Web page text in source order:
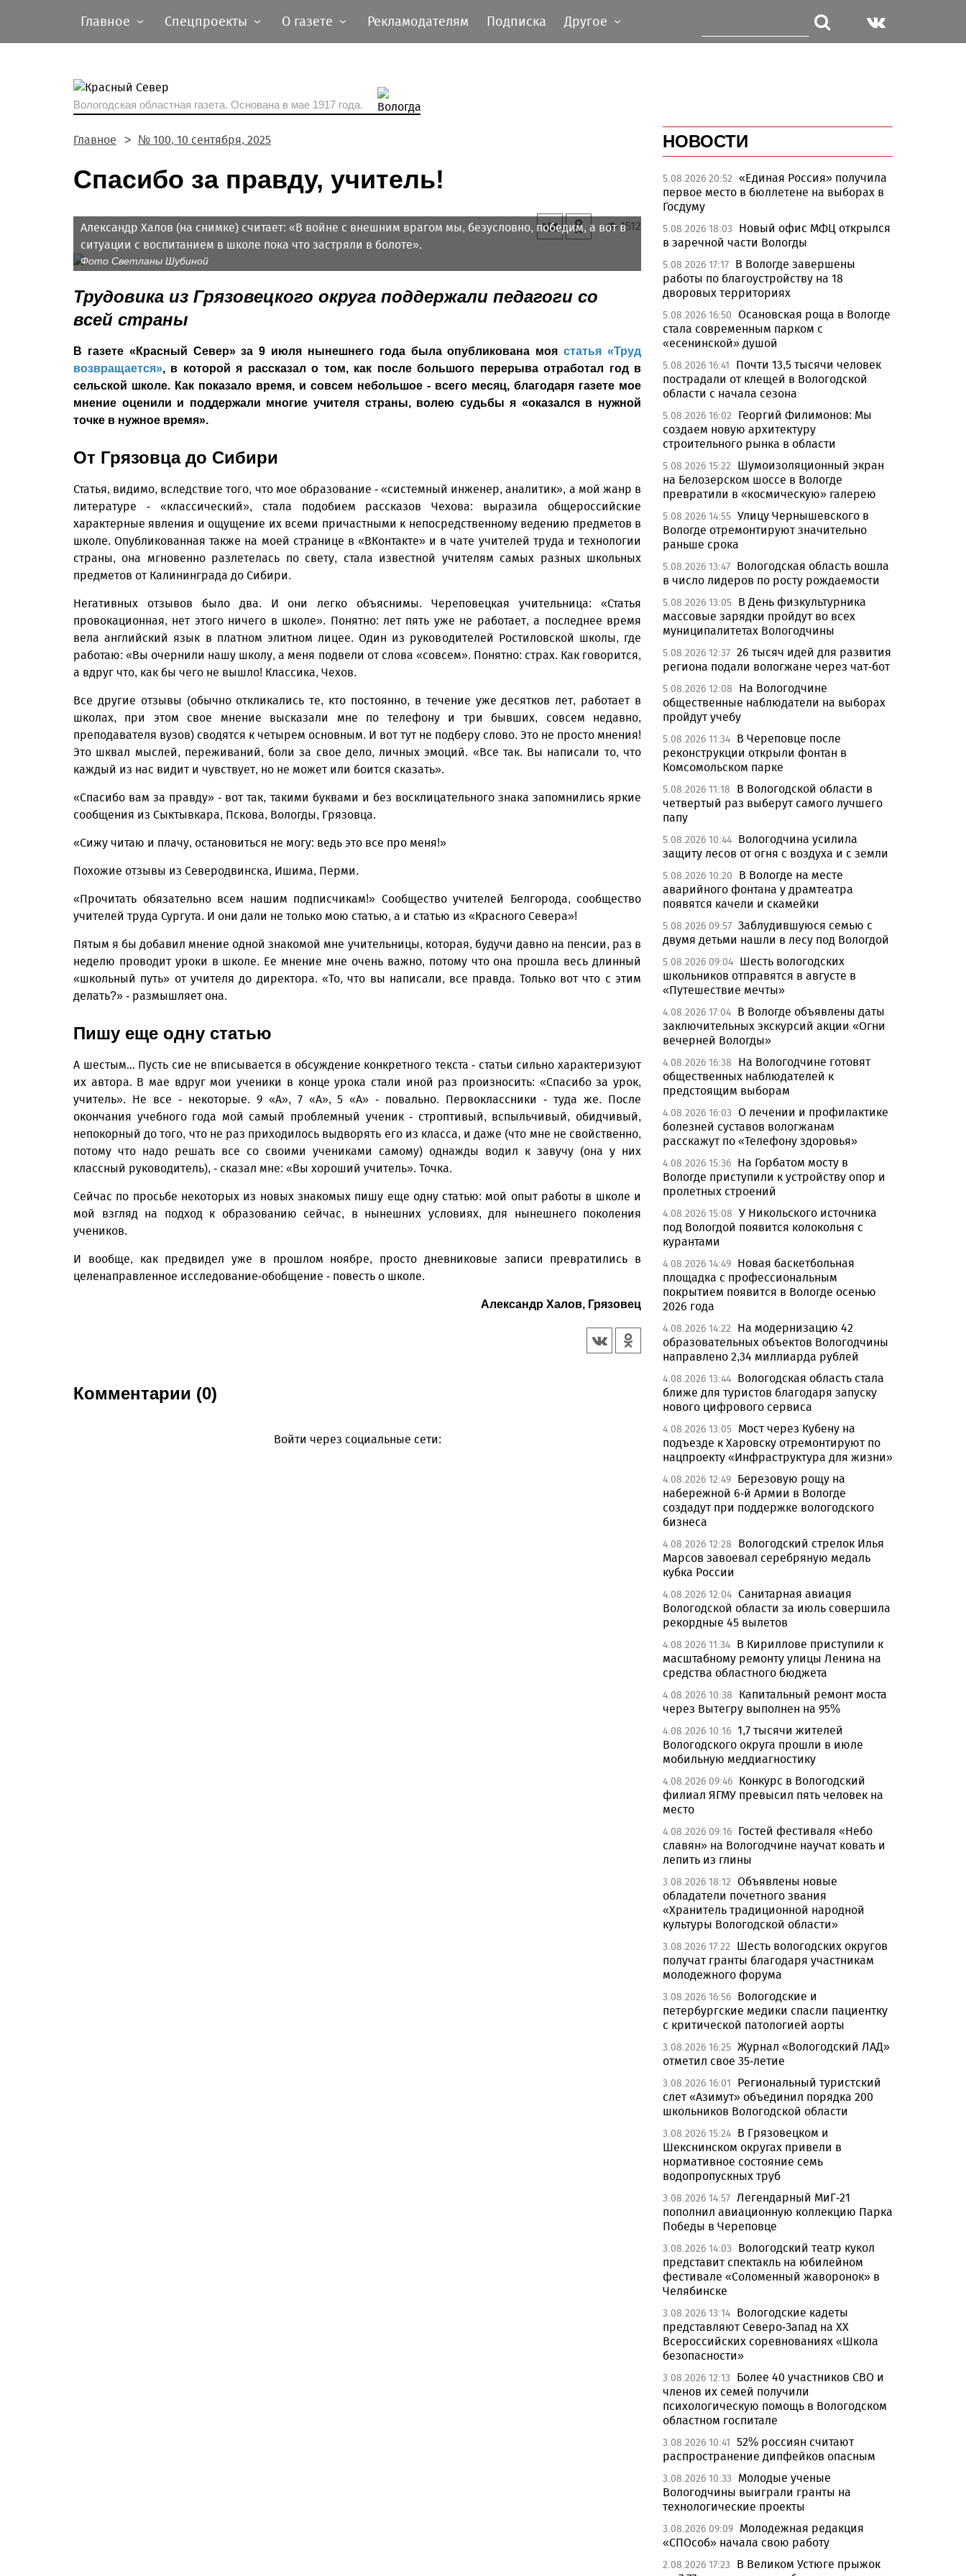
Главное Спецпроекты О газете Рекламодателям Подписка Другое
Вологодская областная газета. Основана в мае 1917 года.
Главное № 100, 10 сентября, 2025
Спасибо за правду, учитель!
1512
Александр Халов (на снимке) считает: «В войне с внешним врагом мы, безусловно, победим, а вот в
ситуации с воспитанием в школе пока что застряли в болоте».
Фото Светланы Шубиной
Трудовика из Грязовецкого округа поддержали педагоги со
всей страны
В газете «Красный Север» за 9 июля нынешнего года была опубликована моястатья «Труд
возвращается», в которой я рассказал о том, как после большого перерыва отработал год в
сельской школе. Как показало время, и совсем небольшое - всего месяц, благодаря газете мое
мнение оценили и поддержали многие учителя страны, волею судьбы я «оказался в нужной
точке в нужное время».
От Грязовца до Сибири
Статья, видимо, вследствие того, что мое образование - «сис­темный инженер, аналитик», а мой жанр в
литературе - «классический», стала подобием рассказов Чехова: выразила общероссийские
характерные явления и ощущение их всеми причастными к непосредственному ведению предметов в
школе. Опубликованная также на моей странице в «ВКонтакте» и в чате учителей труда и технологии
страны, она мгновенно разлетелась по свету, стала известной учителям самых разных школьных
предметов от Калининграда до Сибири.
Негативных отзывов было два. И они легко объяснимы. Череповецкая учительница: «Статья
провокационная, нет этого ничего в школе». Понятно: лет пять уже не работает, а последнее время
вела английский язык в платном элитном лицее. Один из руководителей Ростиловской школы, где
работаю: «Вы очернили нашу школу, а меня подвели от слова «совсем». Понятно: страх. Как говорится,
а вдруг что, как бы чего не вышло! Классика, Чехов.
Все другие отзывы (обычно откликались те, кто постоянно, в течение уже десятков лет, работает в
школах, при этом свое мнение высказали мне по телефону и три бывших, совсем недавно,
преподавателя вузов) сводятся к четырем основным. И вот тут не подберу слово. Это не просто мнения!
Это шквал мыслей, переживаний, боли за свое дело, личных эмоций. «Все так. Вы написали то, что
каждый из нас видит и чувствует, но не может или боится сказать».
«Спасибо вам за правду» - вот так, такими буквами и без восклицательного знака запомнились яркие
сообщения из Сыктывкара, Пскова, Вологды, Грязовца.
«Сижу читаю и плачу, остановиться не могу: ведь это все про меня!»
Похожие отзывы из Северодвинска, Ишима, Перми.
«Прочитать обязательно всем нашим подписчикам!» Сообщество учителей Белгорода, сообщество
учителей труда Сургута. И они дали не только мою статью, а и статью из «Красного Севера»!
Пятым я бы добавил мнение одной знакомой мне учительницы, которая, будучи давно на пенсии, раз в
неделю проводит уроки в школе. Ее мнение мне очень важно, потому что она прошла весь длинный
«школьный путь» от учителя до директора. «То, что вы написали, все правда. Только вот что с этим
делать?» - размышляет она.
Пишу еще одну статью
А шестым… Пусть сие не вписывается в обсуждение конкретного текста - статьи сильно характеризуют
их автора. В мае вдруг мои ученики в конце урока стали иной раз произносить: «Спасибо за урок,
учитель». Не все - некоторые. 9 «А», 7 «А», 5 «А» - повально. Первоклассники - туда же. После
окончания учебного года мой самый проблемный ученик - строптивый, вспыльчивый, обидчивый,
непокорный до того, что не раз приходилось выдворять его из класса, и даже (что мне не свойственно,
потому что надо решать все со своими учениками самому) однажды водил к завучу (она у них
классный руководитель), - сказал мне: «Вы хороший учитель». Точка.
Сейчас по просьбе некоторых из новых знакомых пишу еще одну статью: мой опыт работы в школе и
мой взгляд на подход к образованию сейчас, в нынешних условиях, для нынешнего поколения
учеников.
И вообще, как предвидел уже в прошлом ноябре, просто дневниковые записи превратились в
целенаправленное исследование-обобщение - повесть о школе.
Александр Халов, Грязовец
Комментарии (0)
Войти через социальные сети:
НОВОСТИ
5.08.2026 20:52 «Единая Россия» получила
первое место в бюллетене на выборах в
Госдуму
5.08.2026 18:03
Новый офис МФЦ открылся
в заречной части Вологды
5.08.2026 17:17 В Вологде завершены
работы по благоустройству на 18
дворовых территориях
5.08.2026 16:50 Осановская роща в Вологде
стала современным парком с
«есенинской» душой
5.08.2026 16:41
Почти 13,5 тысячи человек
пострадали от клещей в Вологодской
области с начала сезона
5.08.2026 16:02
Георгий Филимонов: Мы
создаем новую архитектуру
строительного рынка в области
5.08.2026 15:22
Шумоизоляционный экран
на Белозерском шоссе в Вологде
превратили в «космическую» галерею
5.08.2026 14:55 Улицу Чернышевского в
Вологде отремонтируют значительно
раньше срока
5.08.2026 13:47 Вологодская область вошла
в число лидеров по росту рождаемости
5.08.2026 13:05 В День физкультурника
массовые зарядки пройдут во всех
муниципалитетах Вологодчины
5.08.2026 12:37 26 тысяч идей для развития
региона подали вологжане через чат-бот
5.08.2026 12:08
На Вологодчине
общественные наблюдатели на выборах
пройдут учебу
5.08.2026 11:34 В Череповце после
реконструкции открыли фонтан в
Комсомольском парке
5.08.2026 11:18
В Вологодской области в
четвертый раз выберут самого лучшего
папу
5.08.2026 10:44 Вологодчина усилила
защиту лесов от огня с воздуха и с земли
5.08.2026 10:20
В Вологде на месте
аварийного фонтана у драмтеатра
появятся качели и скамейки
5.08.2026 09:57 Заблудившуюся семью с
двумя детьми нашли в лесу под Вологдой
5.08.2026 09:04 Шесть вологодских
школьников отправятся в августе в
«Путешествие мечты»
4.08.2026 17:04 В Вологде объявлены даты
заключительных экскурсий акции «Огни
вечерней Вологды»
4.08.2026 16:38
На Вологодчине готовят
общественных наблюдателей к
предстоящим выборам
4.08.2026 16:03 О лечении и профилактике
болезней суставов вологжанам
расскажут по «Телефону здоровья»
4.08.2026 15:36 На Горбатом мосту в
Вологде приступили к устройству опор и
пролетных строений
4.08.2026 15:08 У Никольского источника
под Вологдой появится колокольня с
курантами
4.08.2026 14:49 Новая баскетбольная
площадка с профессиональным
покрытием появится в Вологде осенью
2026 года
4.08.2026 14:22
На модернизацию 42
образовательных объектов Вологодчины
направлено 2,34 миллиарда рублей
4.08.2026 13:44 Вологодская область стала
ближе для туристов благодаря запуску
нового цифрового сервиса
4.08.2026 13:05 Мост через Кубену на
подъезде к Харовску отремонтируют по
нацпроекту «Инфраструктура для жизни»
4.08.2026 12:49 Березовую рощу на
набережной 6-й Армии в Вологде
создадут при поддержке вологодского
бизнеса
4.08.2026 12:28
Вологодский стрелок Илья
Марсов завоевал серебряную медаль
кубка России
4.08.2026 12:04 Санитарная авиация
Вологодской области за июль совершила
рекордные 45 вылетов
4.08.2026 11:34 В Кириллове приступили к
масштабному ремонту улицы Ленина на
средства областного бюджета
4.08.2026 10:38
Капитальный ремонт моста
через Вытегру выполнен на 95%
4.08.2026 10:16 1,7 тысячи жителей
Вологодского округа прошли в июле
мобильную меддиагностику
4.08.2026 09:46 Конкурс в Вологодский
филиал ЯГМУ превысил пять человек на
место
4.08.2026 09:16 Гостей фестиваля «Небо
славян» на Вологодчине научат ковать и
лепить из глины
3.08.2026 18:12 Объявлены новые
обладатели почетного звания
«Хранитель традиционной народной
культуры Вологодской области»
3.08.2026 17:22
Шесть вологодских округов
получат гранты благодаря участникам
молодежного форума
3.08.2026 16:56 Вологодские и
петербургские медики спасли пациентку
с критической патологией аорты
3.08.2026 16:25 Журнал «Вологодский ЛАД»
отметил свое 35-летие
3.08.2026 16:01
Региональный туристский
слет «Азимут» объединил порядка 200
школьников Вологодской области
3.08.2026 15:24 В Грязовецком и
Шекснинском округах привели в
нормативное состояние семь
водопропускных труб
3.08.2026 14:57 Легендарный МиГ-21
пополнил авиационную коллекцию Парка
Победы в Череповце
3.08.2026 14:03
Вологодский театр кукол
представит спектакль на юбилейном
фестивале «Соломенный жаворонок» в
Челябинске
3.08.2026 13:14 Вологодские кадеты
представляют Северо-Запад на XX
Всероссийских соревнованиях «Школа
безопасности»
3.08.2026 12:13
Более 40 участников СВО и
членов их семей получили
психологическую помощь в Вологодском
областном госпитале
3.08.2026 10:41 52% россиян считают
распространение дипфейков опасным
3.08.2026 10:33
Молодые ученые
Вологодчины выиграли гранты на
технологические проекты
3.08.2026 09:09 Молодежная редакция
«СПОсоб» начала свою работу
2.08.2026 17:23
В Великом Устюге прыжок